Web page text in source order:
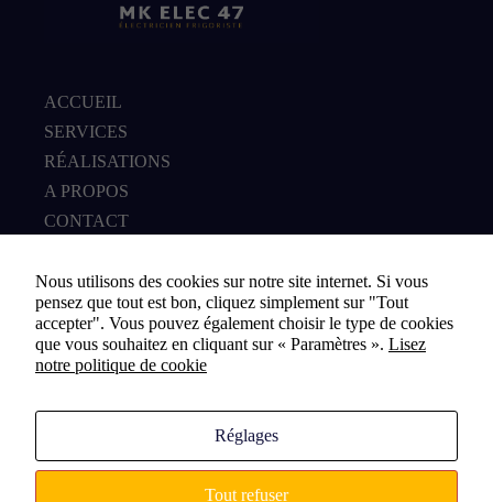
ACCUEIL
SERVICES
RÉALISATIONS
A PROPOS
CONTACT
DEVIS EN LIGNE
CONTACT
martinkevinelec47@gmail.com
Nous utilisons des cookies sur notre site internet. Si vous
pensez que tout est bon, cliquez simplement sur "Tout
accepter". Vous pouvez également choisir le type de cookies
que vous souhaitez en cliquant sur « Paramètres ». Lisez
notre politique de cookie
Réglages
Tout refuser
En partageant
votre intérêt et
votre
comportement
lorsque vous
augmentez les
des offres
personnalisés.